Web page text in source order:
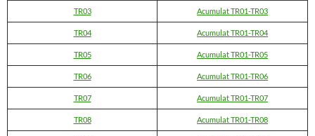
TR03 Acumulat TR01-TR03
TR04 Acumulat TR01-TR04
TR05 Acumulat TR01-TR05
TR06 Acumulat TR01-TR06
TR07 Acumulat TR01-TR07
TR08 Acumulat TR01-TR08